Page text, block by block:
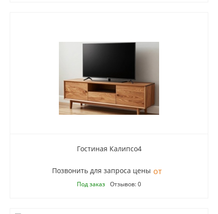
Гостиная Калипсо4
Позвонить для запроса цены
Под заказ Отзывов: 0